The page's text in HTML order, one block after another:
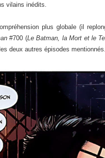
vilains inédits.
plus globale (il
#700 (Le Batman, la Mort et le
deux autres épisodes mentionnés.